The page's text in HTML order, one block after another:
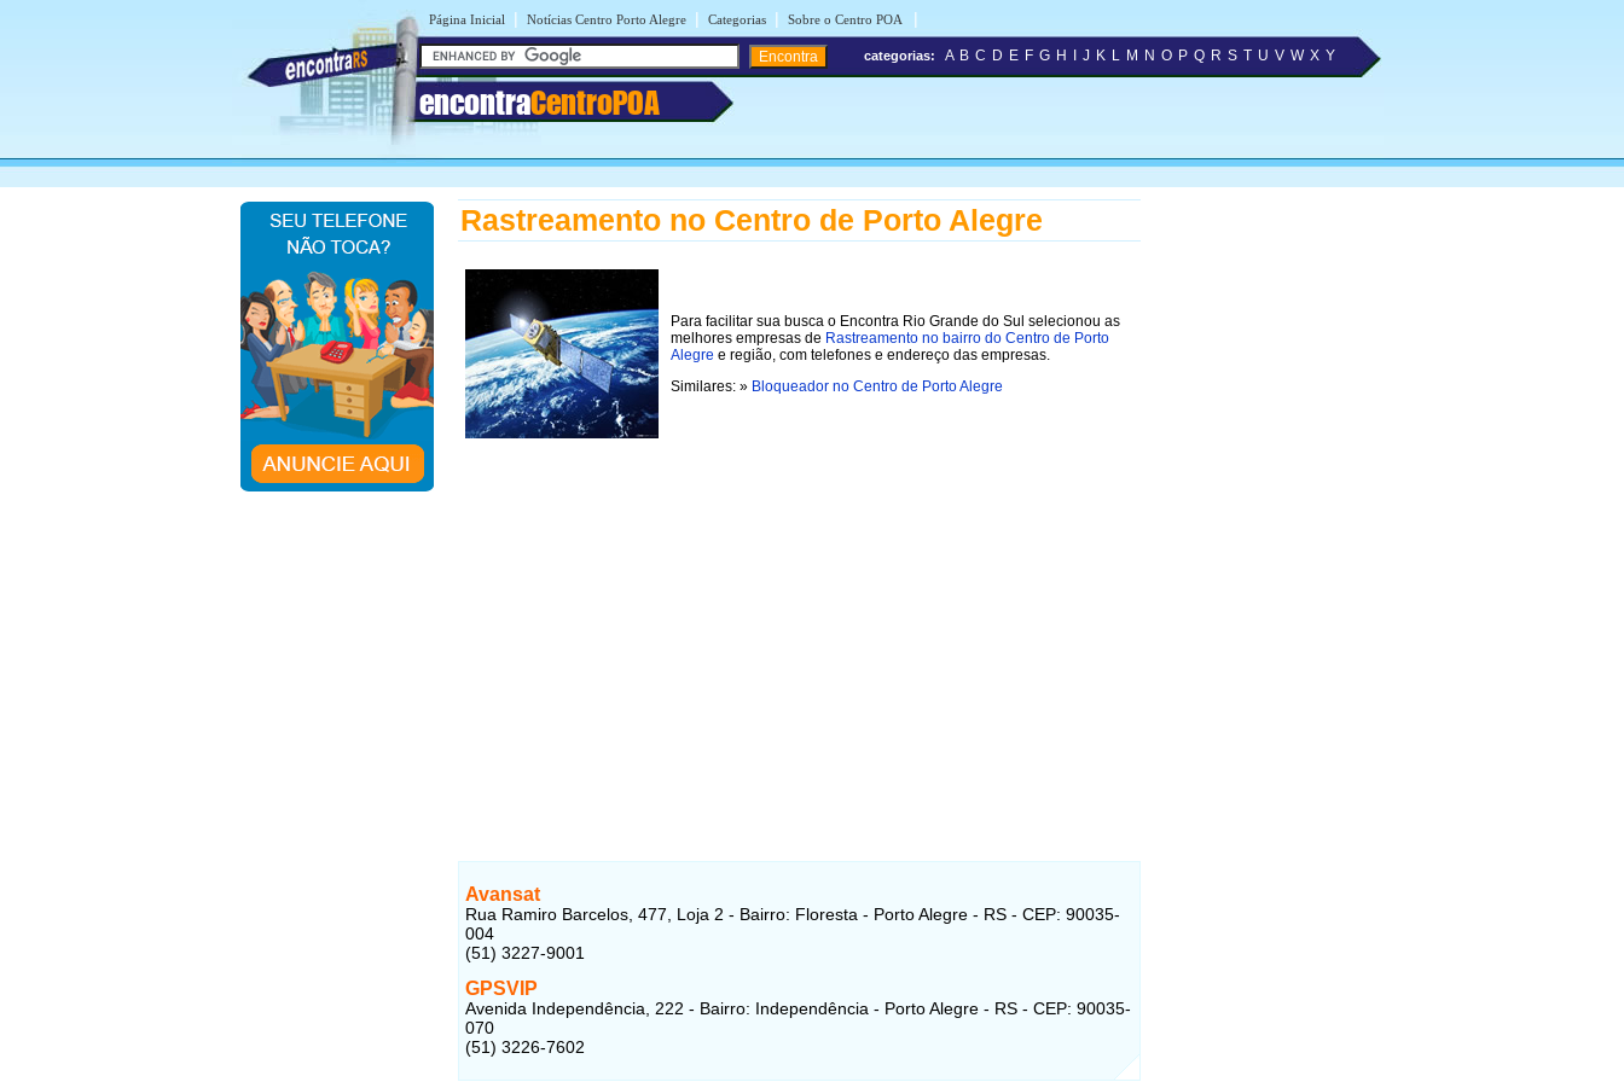
Página Inicial | Notícias Centro Porto Alegre | Categorias | Sobre o Centro POA |
encontraCentroPOA
categorias: A B C D E F G H J K L M N O P Q R S T U V W X Y
Rastreamento no Centro de Porto Alegre
Para facilitar sua busca o Encontra Rio Grande do Sul selecionou as
melhores empresas de Rastreamento no bairro do Centro de Porto
Alegre e região, com telefones e endereço das empresas.
Similares: » Bloqueador no Centro de Porto Alegre
Avansat
Rua Ramiro Barcelos, 477, Loja 2 - Bairro: Floresta - Porto Alegre - RS - CEP: 90035-
004
(51) 3227-9001
GPSVIP
Avenida Independência, 222 - Bairro: Independência - Porto Alegre - RS - CEP: 90035-
070
(51) 3226-7602